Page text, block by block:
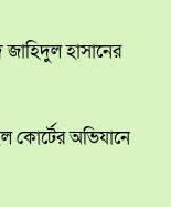
হাসানের
কোর্টের অভিযানে